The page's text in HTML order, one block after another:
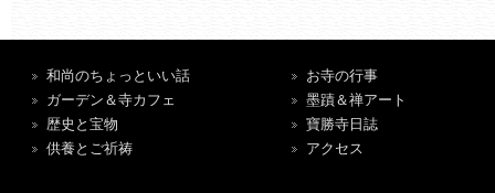
和尚のちょっといい話
ガーデン＆寺カフェ
歴史と宝物
供養とご祈祷
お寺の行事
墨蹟＆禅アート
寶勝寺日誌
アクセス